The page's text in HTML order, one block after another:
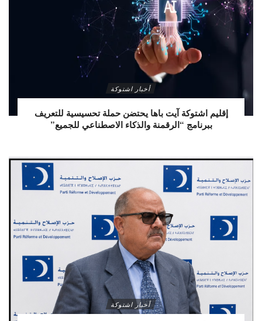
أخبار اشتوكة
إقليم اشتوكة آيت باها يحتضن حملة تحسيسية للتعريف
ببرنامج “الرقمنة والذكاء الاصطناعي للجميع”
أخبار اشتوكة